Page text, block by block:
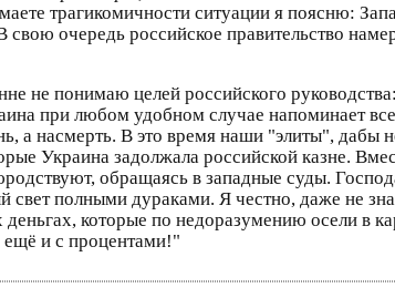
трагикомичности ситуации я поясню:
очередь российское правительство
не понимаю целей российского
при любом удобном случае напоминает
а насмерть. В это время наши "элиты", дабы
Украина задолжала российской казне.
обращаясь в западные суды.
свет полными дураками. Я честно, даже не
которые по недоразумению осели в
и с процентами!"